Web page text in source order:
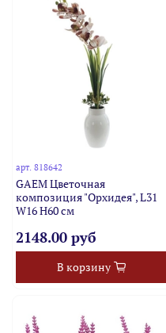
арт.818642
GAEM Цветочная
композиция "Орхидея", L31
W16 H60 см
2148.00 руб
В корзину